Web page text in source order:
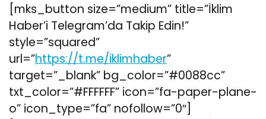
[mks_button size=”medium” title=”İklim
Haber’i Telegram’da Takip Edin!”
style=”squared”
url=”https://t.me/iklimhaber”
target=”_blank” bg_color=”#0088cc”
txt_color=”#FFFFFF” icon=”fa-paper-plane-
o” icon_type=”fa” nofollow=”0″]